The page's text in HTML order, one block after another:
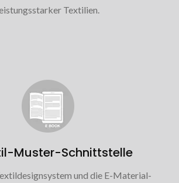
Textilien.
Muster-Schnittstelle
und die E-Material-